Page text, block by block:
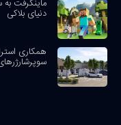
دنیای بلاکی